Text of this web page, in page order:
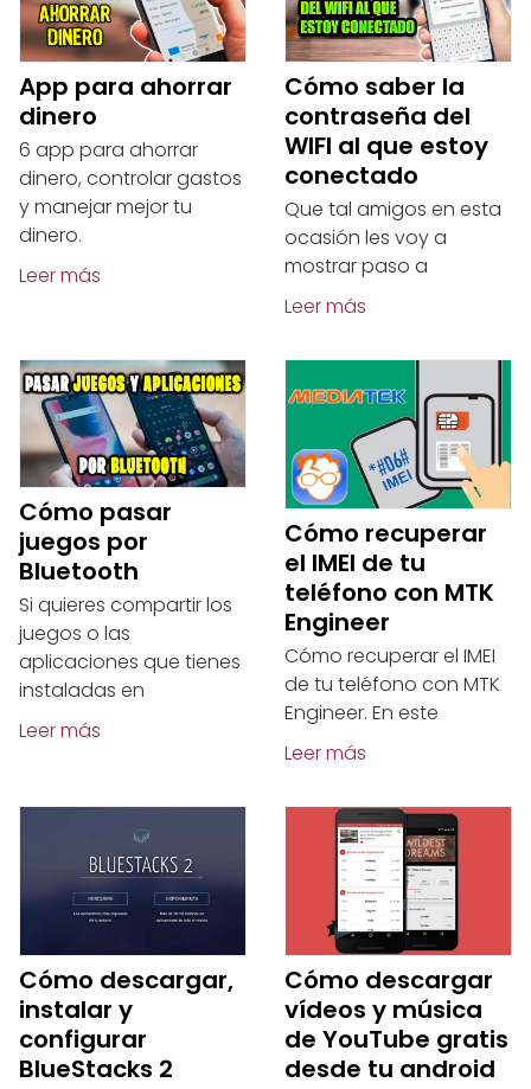
App para ahorrar
dinero
6 app para ahorrar
dinero, controlar gastos
y manejar mejor tu
dinero.
Leer más
Cómo saber la
contraseña del
WIFI al que estoy
conectado
Que tal amigos en esta
ocasión les voy a
mostrar paso a
Leer más
Cómo pasar
juegos por
Bluetooth
Si quieres compartir los
juegos o las
aplicaciones que tienes
instaladas en
Leer más
Cómo recuperar
el IMEI de tu
teléfono con MTK
Engineer
Cómo recuperar el IMEI
de tu teléfono con MTK
Engineer. En este
Leer más
Cómo descargar,
instalar y
configurar
BlueStacks 2
Cómo descargar
vídeos y música
de YouTube gratis
desde tu android